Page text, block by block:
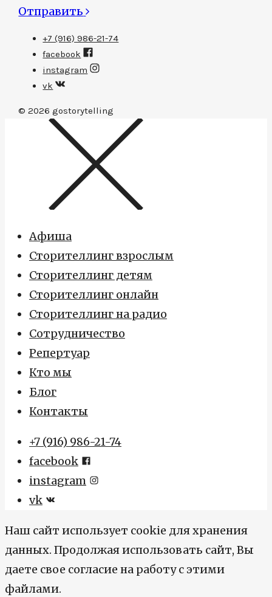
Отправить
+7 (916) 986-21-74
facebook
instagram
vk
© 2026gostorytelling
Афиша
Сторителлинг взрослым
Сторителлинг детям
Сторителлинг онлайн
Сторителлинг на радио
Сотрудничество
Репертуар
Кто мы
Блог
Контакты
+7 (916) 986-21-74
facebook
instagram
vk
Наш сайт использует cookie для хранения
данных. Продолжая использовать сайт, Вы
даете свое согласие на работу с этими
файлами.